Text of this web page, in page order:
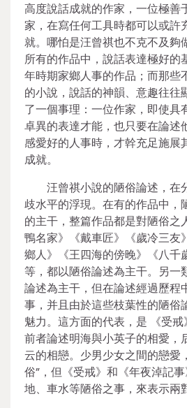
高度說話成就的作家，一位極善
家，在寫任何工具時都可以或許
就。哪怕是汪曾祺也不克不及夠
所有的作品中，說話表達極好的
年時期家鄉人事的作品；而那些
的小說，說話的神韻、意趣往往
了一個事理：一位作家，即使具
卓異的表達才能，也只要在論述
感愛好的人事時，才幹充足施展
成就。
汪曾祺小說的陋俗論述，在
歧水平的浮現。在有的作品中，
的主干，整篇作品都是對陋俗之
鴨名家》《戴車匠》《歲冷三友
鄉人》《王四海的傍晚》《八千
等，都以陋俗論述為主干。另一
論述為主干，但在論述經過歷程
事，并且由於這些枝葉性的陋俗
魅力。這方面的代表，是 《受戒
前者論述明海與小英子的相愛，
云的相戀。少男少女之間的戀愛
俗”，但《受戒》和《年夜淖記
地、車水等陋俗之事，來表示兩